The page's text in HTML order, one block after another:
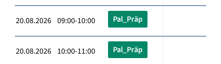
20.08.2026 09:00-10:00 Pal_Präp
20.08.2026 10:00-11:00 Pal_Präp